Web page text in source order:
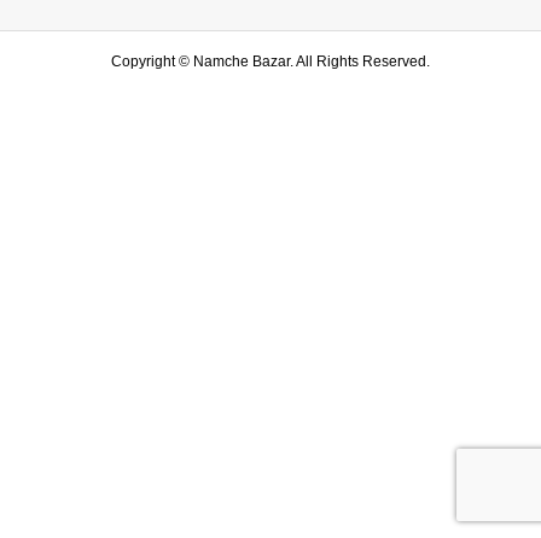
Copyright © Namche Bazar. All Rights Reserved.
LINE友達登録